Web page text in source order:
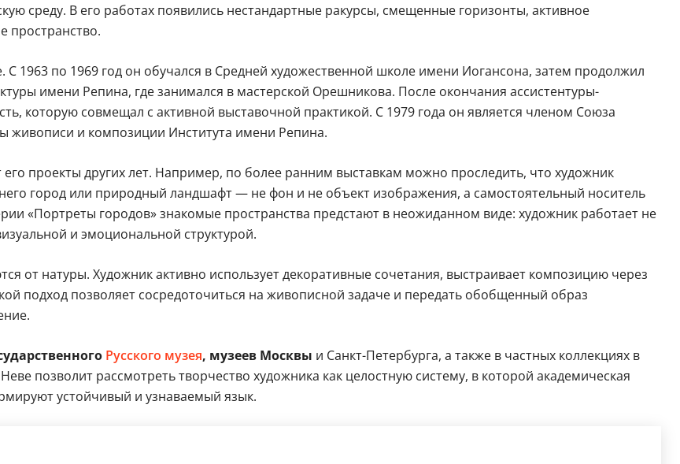
среду. В его работах появились нестандартные ракурсы, смещенные горизонты, активное
пространство.
С 1963 по 1969 год он обучался в Средней художественной школе имени Иогансона, затем продолжил
имени Репина, где занимался в мастерской Орешникова. После окончания ассистентуры-
которую совмещал с активной выставочной практикой. С 1979 года он является членом Союза
живописи и композиции Института имени Репина.
проекты других лет. Например, по более ранним выставкам можно проследить, что художник
город или природный ландшафт — не фон и не объект изображения, а самостоятельный носитель
«Портреты городов» знакомые пространства предстают в неожиданном виде: художник работает не
и эмоциональной структурой.
от натуры. Художник активно использует декоративные сочетания, выстраивает композицию через
подход позволяет сосредоточиться на живописной задаче и передать обобщенный образ
Русского музея, музеев Москвы и Санкт-Петербурга, а также в частных коллекциях в
позволит рассмотреть творчество художника как целостную систему, в которой академическая
устойчивый и узнаваемый язык.